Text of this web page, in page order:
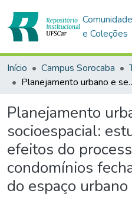
e Coleções
Início Campus Sorocaba
Planejamento urbano e segregação socioespacial:
Planejamento
socioespacial:
efeitos do
condomínios
do espaço urbano